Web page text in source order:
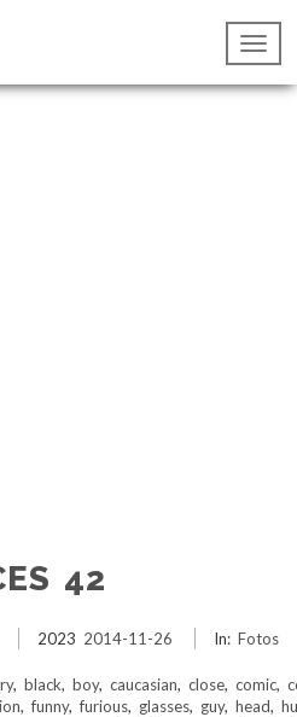
42
2023 2014-11-26 In: Fotos
, black, boy, caucasian, close, comic,
, funny, furious, glasses, guy, head,